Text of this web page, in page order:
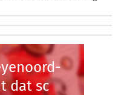
dat sc